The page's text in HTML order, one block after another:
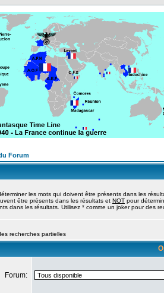
Forum
les mots qui doivent être présents dans les
être présents dans les résultats et NOT pour
dans les résultats. Utilisez * comme un joker pour des
recherches partielles
Forum: